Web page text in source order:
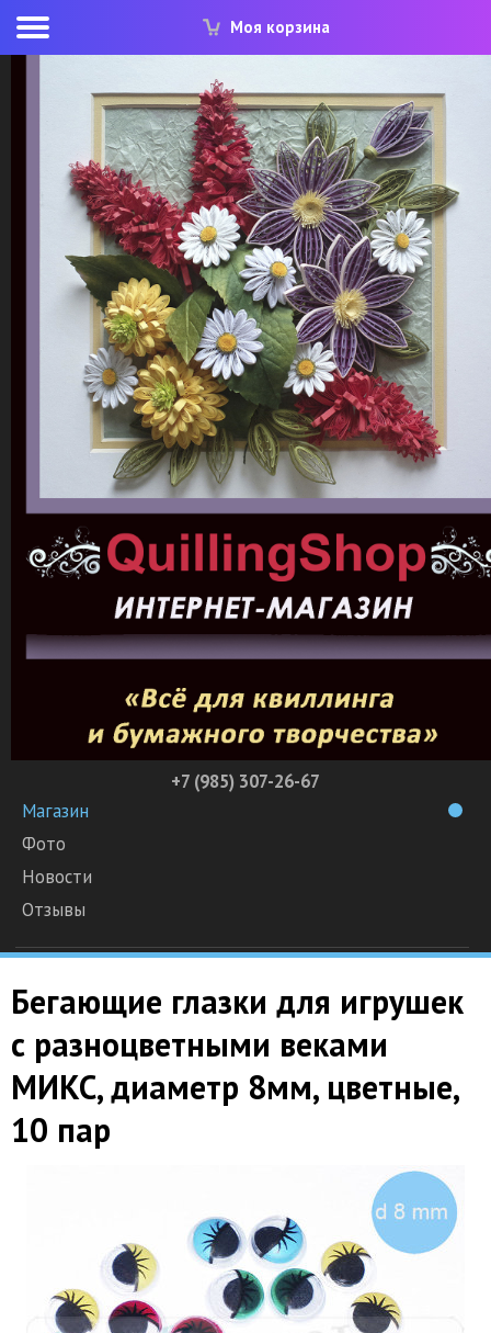
Моя корзина
+7 (985) 307-26-67
Магазин
Фото
Новости
Отзывы
Бегающие глазки для игрушек
с разноцветными веками
МИКС, диаметр 8мм, цветные,
10 пар